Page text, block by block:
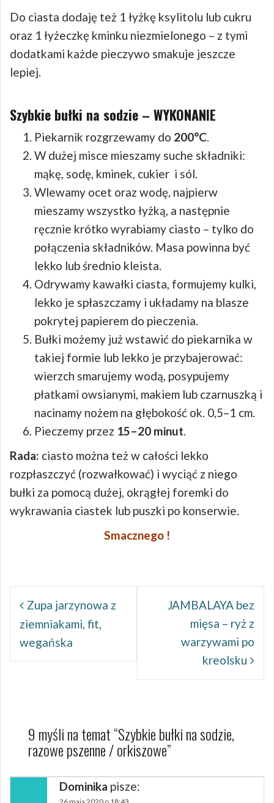
Do ciasta dodaję też 1 łyżkę ksylitolu lub cukru
oraz 1 łyżeczkę kminku niezmielonego – z tymi
dodatkami każde pieczywo smakuje jeszcze
lepiej.
Szybkie bułki na sodzie – WYKONANIE
Piekarnik rozgrzewamy do 200°C
W dużej misce mieszamy suche składniki:
mąkę, sodę, kminek, cukier i sól.
Wlewamy ocet oraz wodę, najpierw
mieszamy wszystko łyżką, a następnie
ręcznie krótko wyrabiamy ciasto – tylko do
połączenia składników. Masa powinna być
lekko lub średnio kleista.
Odrywamy kawałki ciasta, formujemy kulki,
lekko je spłaszczamy i układamy na blasze
pokrytej papierem do pieczenia.
Bułki możemy już wstawić do piekarnika w
takiej formie lub lekko je przybajerować:
wierzch smarujemy wodą, posypujemy
płatkami owsianymi, makiem lub czarnuszką i
nacinamy nożem na głębokość ok. 0,5–1 cm.
Pieczemy przez 15–20 minut
Rada: ciasto można też w całości lekko
rozpłaszczyć (rozwałkować) i wyciąć z niego
bułki za pomocą dużej, okrągłej foremki do
wykrawania ciastek lub puszki po konserwie.
Smacznego !
wpisuZupa jarzynowa z
ziemniakami, fit,
wegańska
JAMBALAYA bez
mięsa – ryż z
warzywami po
kreolsku
9 myśli na temat “Szybkie bułki na sodzie,
razowe pszenne / orkiszowe”
Dominika pisze:
26 maja 2020 o 18:43